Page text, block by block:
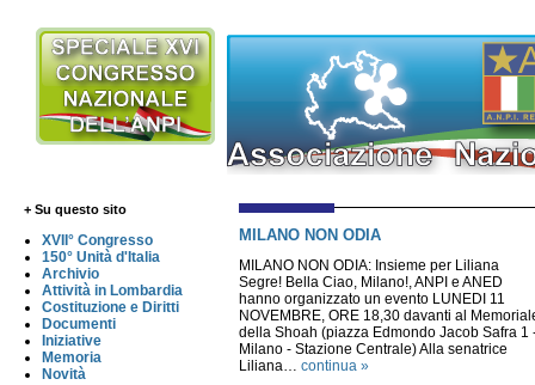
+ Su questo sito
XVII° Congresso
150° Unità d'Italia
Archivio
Attività in Lombardia
Costituzione e Diritti
Documenti
Iniziative
Memoria
Novità
MILANO NON ODIA
MILANO NON ODIA: Insieme per Liliana
Segre! Bella Ciao, Milano!, ANPI e ANED
hanno organizzato un evento LUNEDI 11
NOVEMBRE, ORE 18,30 davanti al
della Shoah (piazza Edmondo Jacob Safra 1
Milano - Stazione Centrale) Alla senatrice
Liliana… continua »